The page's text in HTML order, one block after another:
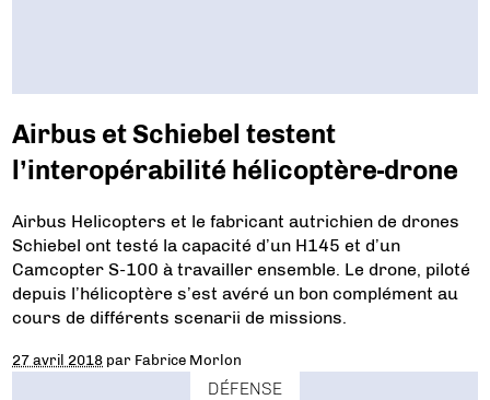
Airbus et Schiebel testent
l’interopérabilité hélicoptère-drone
Airbus Helicopters et le fabricant autrichien de drones
Schiebel ont testé la capacité d’un H145 et d’un
Camcopter S-100 à travailler ensemble. Le drone, piloté
depuis l’hélicoptère s’est avéré un bon complément au
cours de différents scenarii de missions.
27 avril 2018 par Fabrice Morlon
DÉFENSE